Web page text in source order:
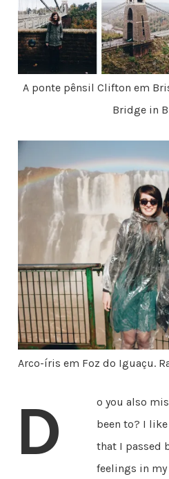
A ponte pênsil Clifton em
Bridge in
Arco-íris em Foz do Iguaçu.
D
o you also
been to? I
that I passed
feelings in